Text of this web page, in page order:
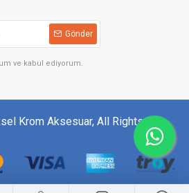
Gönder
ve kabul ediyorum.
Krom Aksesuar, All Rights